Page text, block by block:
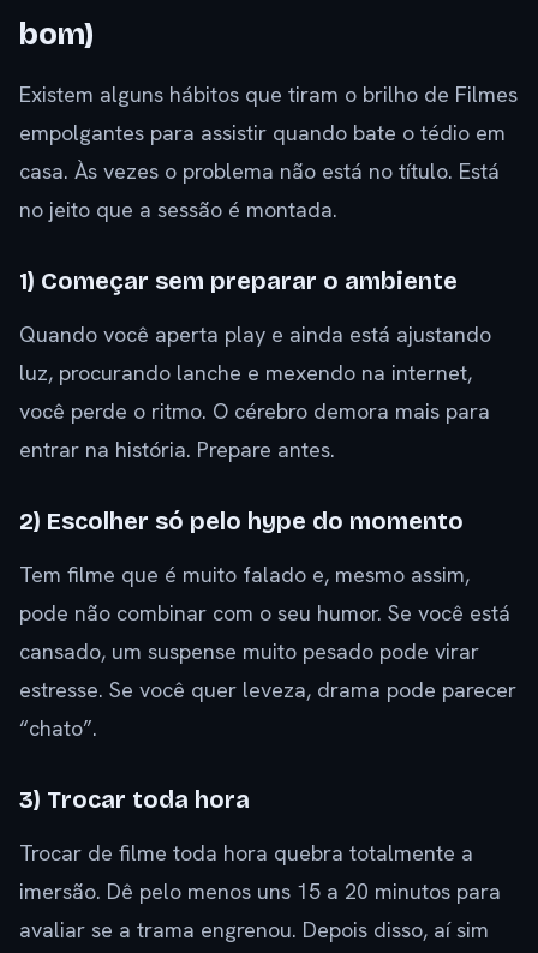
bom)
Existem alguns hábitos que tiram o brilho de Filmes
empolgantes para assistir quando bate o tédio em
casa. Às vezes o problema não está no título. Está
no jeito que a sessão é montada.
1) Começar sem preparar o ambiente
Quando você aperta play e ainda está ajustando
luz, procurando lanche e mexendo na internet,
você perde o ritmo. O cérebro demora mais para
entrar na história. Prepare antes.
2) Escolher só pelo hype do momento
Tem filme que é muito falado e, mesmo assim,
pode não combinar com o seu humor. Se você está
cansado, um suspense muito pesado pode virar
estresse. Se você quer leveza, drama pode parecer
“chato”.
3) Trocar toda hora
Trocar de filme toda hora quebra totalmente a
imersão. Dê pelo menos uns 15 a 20 minutos para
avaliar se a trama engrenou. Depois disso, aí sim